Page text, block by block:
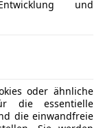
Federung sowie
zum
waren mit allen
noch mehr
und
oder ähnliche
die essentielle
die einwandfreie